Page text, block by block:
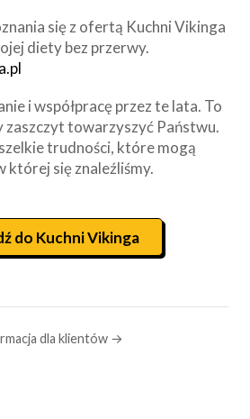
się z ofertą Kuchni Vikinga
diety bez przerwy.
i współpracę przez te lata. To
zaszczyt towarzyszyć Państwu.
trudności, które mogą
której się znaleźliśmy.
do Kuchni Vikinga
dla klientów →